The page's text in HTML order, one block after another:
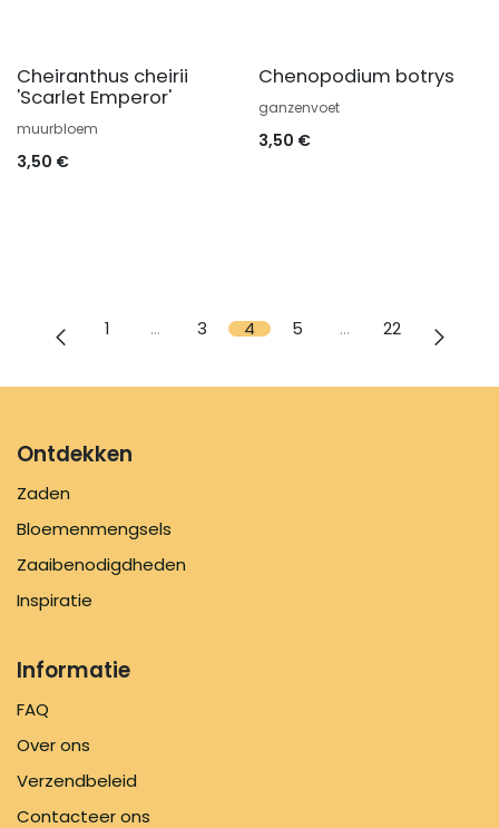
Cheiranthus cheirii
'Scarlet Emperor'
muurbloem
3,50 €
Chenopodium botrys
ganzenvoet
3,50 €
1 … 3 4 5 … 22
Ontdekken
Zaden
Bloemenmengsels
Zaaibenodigdheden
Inspiratie
Informatie
FAQ
Over ons
Verzendbeleid
Contacteer ons